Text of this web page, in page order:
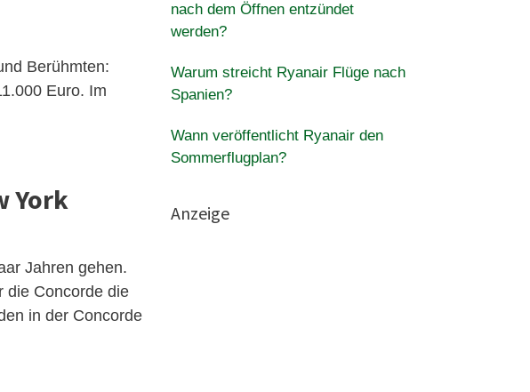
Berühmten:
Euro. Im
York
Jahren gehen.
die Concorde die
in der Concorde
nach dem Öffnen entzündet
werden?
Warum streicht Ryanair Flüge nach
Spanien?
Wann veröffentlicht Ryanair den
Sommerflugplan?
Anzeige